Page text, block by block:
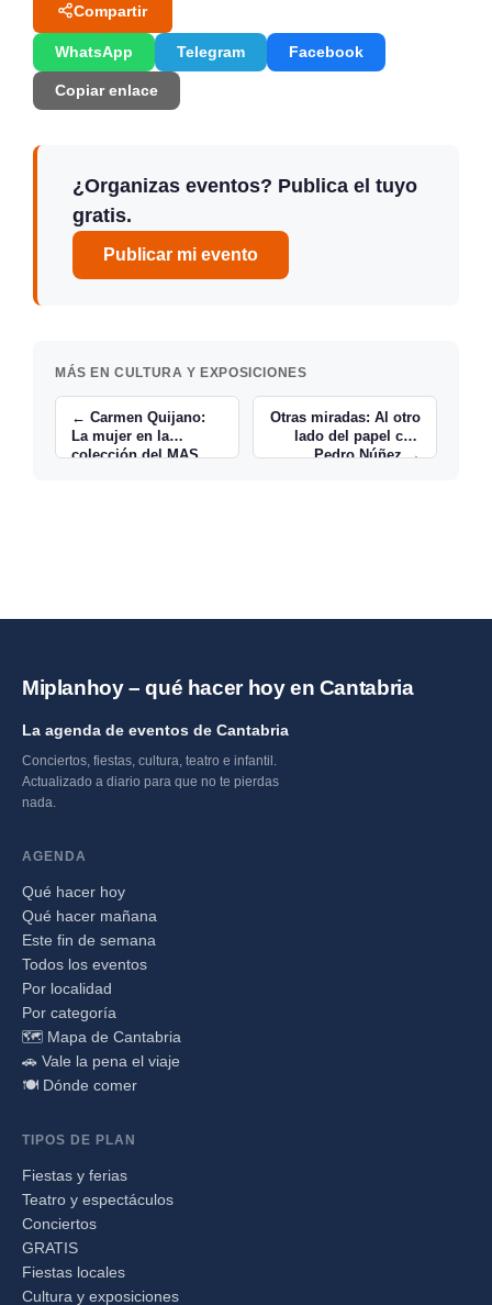
Compartir
WhatsApp Telegram Facebook
Copiar enlace
¿Organizas eventos? Publica el tuyo
gratis.
Publicar mi evento
MÁS EN CULTURA Y EXPOSICIONES
← Carmen Quijano:
La mujer en la
colección del MAS
Otras miradas: Al otro
lado del papel con
Pedro Núñez →
Miplanhoy – qué hacer hoy en Cantabria
La agenda de eventos de Cantabria
Conciertos, fiestas, cultura, teatro e infantil.
Actualizado a diario para que no te pierdas
nada.
AGENDA
Qué hacer hoy
Qué hacer mañana
Este fin de semana
Todos los eventos
Por localidad
Por categoría
🗺️ Mapa de Cantabria
🚗 Vale la pena el viaje
🍽️ Dónde comer
TIPOS DE PLAN
Fiestas y ferias
Teatro y espectáculos
Conciertos
GRATIS
Fiestas locales
Cultura y exposiciones